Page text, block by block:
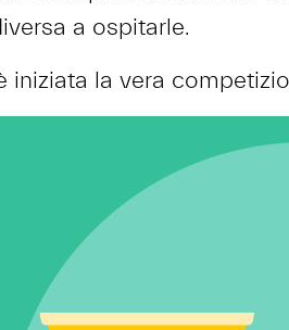
a ospitarle.
iniziata la vera